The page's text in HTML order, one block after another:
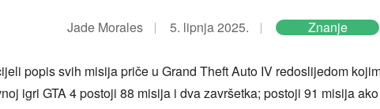
Jade Morales 5. lipnja 2025. Znanje
popis svih misija priče u Grand Theft Auto IV redoslijedom
igri GTA 4 postoji 88 misija i dva završetka; postoji 91 misija